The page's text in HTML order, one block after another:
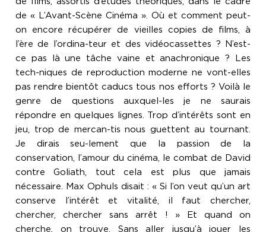
de « L’Avant-Scène Cinéma ». Où et comment peut-
on encore récupérer de vieilles copies de films, à
l’ère de l’ordina-teur et des vidéocassettes ? N’est-
ce pas là une tâche vaine et anachronique ? Les
tech-niques de reproduction moderne ne vont-elles
pas rendre bientôt caducs tous nos efforts ? Voilà le
genre de questions auxquel-les je ne saurais
répondre en quelques lignes. Trop d’intérêts sont en
jeu, trop de mercan-tis nous guettent au tournant.
Je dirais seu-lement que la passion de la
conservation, l’amour du cinéma, le combat de David
contre Goliath, tout cela est plus que jamais
nécessaire. Max Ophuls disait : « Si l’on veut qu’un art
conserve l’intérêt et vitalité, il faut chercher,
chercher, chercher sans arrêt ! » Et quand on
cherche, on trouve. Sans aller jusqu’à jouer les